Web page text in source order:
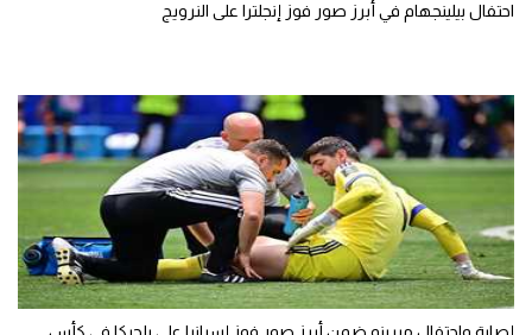
احتفال بيلينجهام في أبرز صور فوز إنجلترا على النرويج
إصابة واحتفال ميرينو ضمن أبرز صور فوز إسبانيا على بلجيكا في كأس